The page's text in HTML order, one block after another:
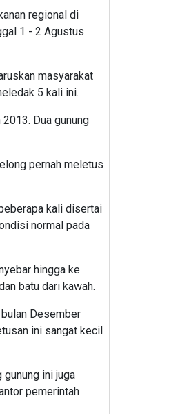
regional di
1 - 2 Agustus
masyarakat
5 kali ini.
Dua gunung
pernah meletus
kali disertai
normal pada
hingga ke
batu dari kawah.
Desember
ini sangat kecil
ini juga
pemerintah